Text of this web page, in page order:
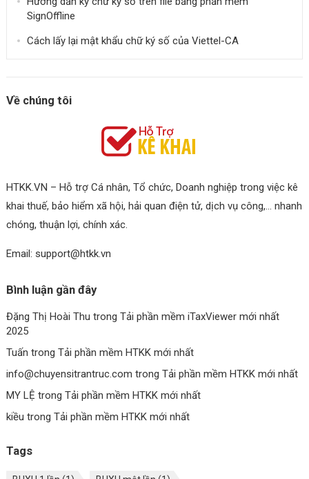
SignOffline
Cách lấy lại mật khẩu chữ ký số của Viettel-CA
Về chúng tôi
HTKK.VN – Hỗ trợ Cá nhân, Tổ chức, Doanh nghiệp trong việc kê
khai thuế, bảo hiểm xã hội, hải quan điện tử, dịch vụ công,… nhanh
chóng, thuận lợi, chính xác.
Email: support@htkk.vn
Bình luận gần đây
Đặng Thị Hoài Thu trong Tải phần mềm iTaxViewer mới nhất
2025
Tuấn trong Tải phần mềm HTKK mới nhất
info@chuyensitrantruc.com trong Tải phần mềm HTKK mới nhất
MY LỆ trong Tải phần mềm HTKK mới nhất
kiều trong Tải phần mềm HTKK mới nhất
Tags